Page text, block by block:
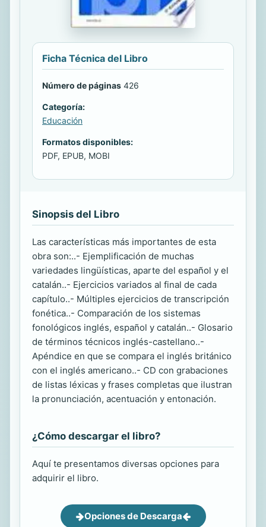
Ficha Técnica del Libro
Número de páginas 426
Categoría:
Educación
Formatos disponibles:
PDF, EPUB, MOBI
Sinopsis del Libro
Las características más importantes de esta
obra son:..- Ejemplificación de muchas
variedades lingüísticas, aparte del español y el
catalán..- Ejercicios variados al final de cada
capítulo..- Múltiples ejercicios de transcripción
fonética..- Comparación de los sistemas
fonológicos inglés, español y catalán..- Glosario
de términos técnicos inglés-castellano..-
Apéndice en que se compara el inglés británico
con el inglés americano..- CD con grabaciones
de listas léxicas y frases completas que ilustran
la pronunciación, acentuación y entonación.
¿Cómo descargar el libro?
Aquí te presentamos diversas opciones para
adquirir el libro.
Opciones de Descarga